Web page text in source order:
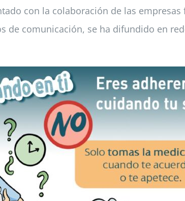
con la colaboración de las empresas
de comunicación, se ha difundido en